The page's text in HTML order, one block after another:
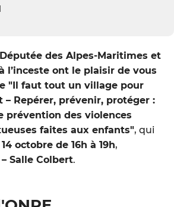
des Alpes-Maritimes et
l’inceste ont le plaisir de vous
"Il faut tout un village pour
Repérer, prévenir, protéger :
prévention des violences
faites aux enfants", qui
octobre de 16h à 19h,
Salle Colbert.